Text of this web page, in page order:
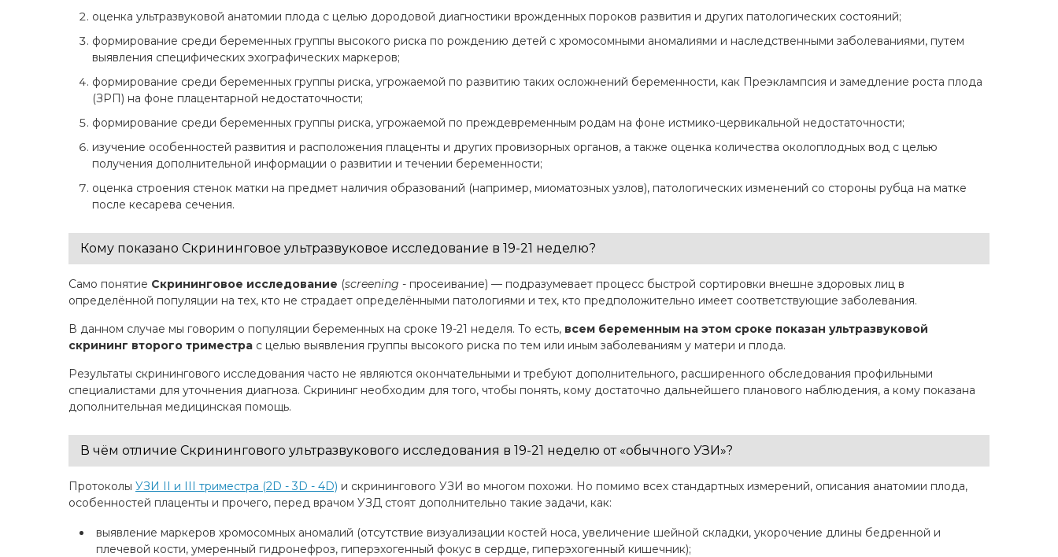
оценка ультразвуковой анатомии плода с целью дородовой диагностики врожденных пороков развития и других патологических состояний;
формирование среди беременных группы высокого риска по рождению детей с хромосомными аномалиями и наследственными заболеваниями, путем
выявления специфических эхографических маркеров;
формирование среди беременных группы риска, угрожаемой по развитию таких осложнений беременности, как Преэклампсия и замедление роста плода
(ЗРП) на фоне плацентарной недостаточности;
формирование среди беременных группы риска, угрожаемой по преждевременным родам на фоне истмико-цервикальной недостаточности;
изучение особенностей развития и расположения плаценты и других провизорных органов, а также оценка количества околоплодных вод с целью
получения дополнительной информации о развитии и течении беременности;
оценка строения стенок матки на предмет наличия образований (например, миоматозных узлов), патологических изменений со стороны рубца на матке
после кесарева сечения.
Кому показано Скрининговое ультразвуковое исследование в 19-21 неделю?
Само понятие Скрининговое исследование (screening - просеивание) — подразумевает процесс быстрой сортировки внешне здоровых лиц в
определённой популяции на тех, кто не страдает определёнными патологиями и тех, кто предположительно имеет соответствующие заболевания.
В данном случае мы говорим о популяции беременных на сроке 19-21 неделя. То есть, всем беременным на этом сроке показан ультразвуковой
скрининг второго триместра с целью выявления группы высокого риска по тем или иным заболеваниям у матери и плода.
Результаты скринингового исследования часто не являются окончательными и требуют дополнительного, расширенного обследования профильными
специалистами для уточнения диагноза. Скрининг необходим для того, чтобы понять, кому достаточно дальнейшего планового наблюдения, а кому показана
дополнительная медицинская помощь.
В чём отличие Скринингового ультразвукового исследования в 19-21 неделю от «обычного УЗИ»?
Протоколы УЗИ II и III триместра (2D - 3D - 4D) и скринингового УЗИ во многом похожи. Но помимо всех стандартных измерений, описания анатомии плода,
особенностей плаценты и прочего, перед врачом УЗД стоят дополнительно такие задачи, как:
выявление маркеров хромосомных аномалий (отсутствие визуализации костей носа, увеличение шейной складки, укорочение длины бедренной и
плечевой кости, умеренный гидронефроз, гиперэхогенный фокус в сердце, гиперэхогенный кишечник);